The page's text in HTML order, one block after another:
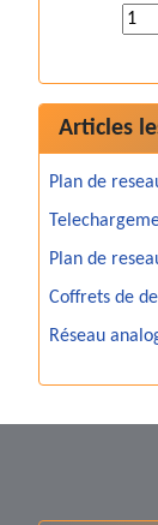
Articles
Plan de
Plan de
Coffrets de
Réseau